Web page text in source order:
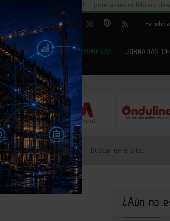
cambiar al alquiler temporal Hipotecas mejor febrero
Es noticia
ARTÍCULOS EMPRESAS JORNADAS
¿Aún no